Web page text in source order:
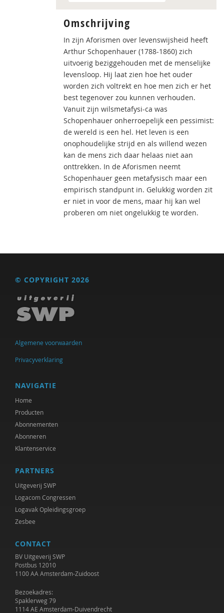
Omschrijving
In zijn Aforismen over levenswijsheid heeft
Arthur Schopenhauer (1788-1860) zich
uitvoerig beziggehouden met de menselijke
levensloop. Hij laat zien hoe het ouder
worden zich voltrekt en hoe men zich er het
best tegenover zou kunnen verhouden.
Vanuit zijn wilsmetafysi-ca was
Schopenhauer onherroepelijk een pessimist:
de wereld is een hel. Het leven is een
onophoudelijke strijd en als willend wezen
kan de mens zich daar helaas niet aan
onttrekken. In de Aforismen neemt
Schopenhauer geen metafysisch maar een
empirisch standpunt in. Gelukkig worden zit
er niet in voor de mens, maar hij kan wel
proberen om niet ongelukkig te worden.
© COPYRIGHT 2026
Algemene voorwaarden
Privacyverklaring
NAVIGATIE
Home
Producten
Abonnementen
Abonneren
Klantenservice
PARTNERS
Uitgeverij SWP
Logacom Congressen
Logavak Opleidingsgroep
Zesbee
CONTACT
BV Uitgeverij SWP
Postbus 12010
1100 AA Amsterdam-Zuidoost
Bezoekadres:
Spaklerweg 79
1114 AE Amsterdam-Duivendrecht